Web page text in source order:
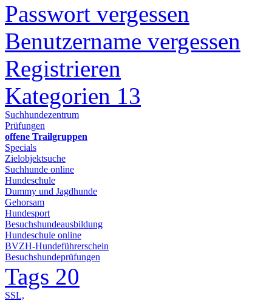
Passwort vergessen
Benutzername vergessen
Registrieren
Kategorien 13
Suchhundezentrum
Prüfungen
offene Trailgruppen
Specials
Zielobjektsuche
Suchhunde online
Hundeschule
Dummy und Jagdhunde
Gehorsam
Hundesport
Besuchshundeausbildung
Hundeschule online
BVZH-Hundeführerschein
Besuchshundeprüfungen
Tags 20
SSL,